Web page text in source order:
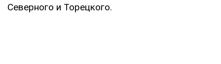
Северного и Торецкого.